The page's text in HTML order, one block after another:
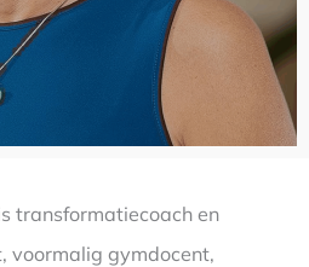
transformatiecoach en
voormalig gymdocent,